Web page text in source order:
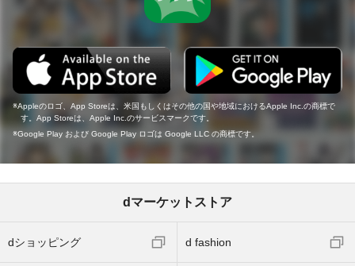
Appleのロゴ、App Storeは、米国もしくはその他の国や地域におけるApple Inc.の商標で
す。App Storeは、Apple Inc.のサービスマークです。
Google Play および Google Play ロゴは Google LLC の商標です。
dマーケットストア
dショッピング d fashion